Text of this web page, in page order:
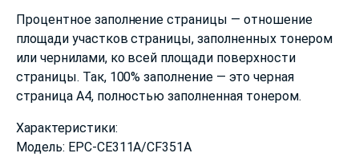
Процентное заполнение страницы — отношение
площади участков страницы, заполненных тонером
или чернилами, ко всей площади поверхности
страницы. Так, 100% заполнение — это черная
страница А4, полностью заполненная тонером.
Характеристики:
Модель: EPC-CE311A/CF351A